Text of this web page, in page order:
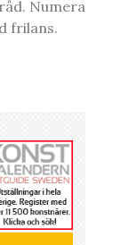
Numera
frilans.